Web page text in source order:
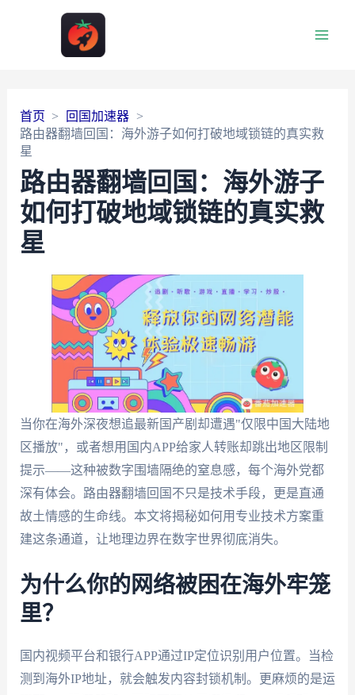
首页
回国加速器
路由器翻墙回国：海外游子如何打破地域锁链的真实救
星
路由器翻墙回国：海外游子
如何打破地域锁链的真实救
星
当你在海外深夜想追最新国产剧却遭遇"仅限中国大陆地
区播放"，或者想用国内APP给家人转账却跳出地区限制
提示——这种被数字围墙隔绝的窒息感，每个海外党都
深有体会。路由器翻墙回国不只是技术手段，更是直通
故土情感的生命线。本文将揭秘如何用专业技术方案重
建这条通道，让地理边界在数字世界彻底消失。
为什么你的网络被困在海外牢笼
里？
国内视频平台和银行APP通过IP定位识别用户位置。当检
测到海外IP地址，就会触发内容封锁机制。更麻烦的是运